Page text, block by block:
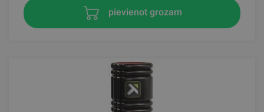
pievienot grozam